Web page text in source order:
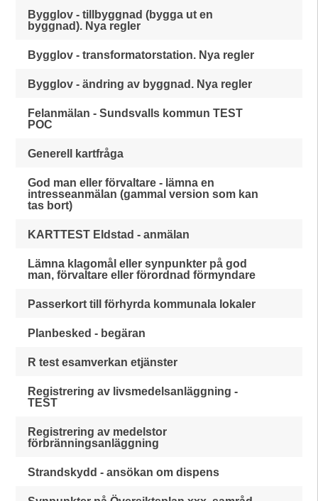
Bygglov - tillbyggnad (bygga ut en
byggnad). Nya regler
Bygglov - transformatorstation. Nya regler
Bygglov - ändring av byggnad. Nya regler
Felanmälan - Sundsvalls kommun TEST
POC
Generell kartfråga
God man eller förvaltare - lämna en
intresseanmälan (gammal version som kan
tas bort)
KARTTEST Eldstad - anmälan
Lämna klagomål eller synpunkter på god
man, förvaltare eller förordnad förmyndare
Passerkort till förhyrda kommunala lokaler
Planbesked - begäran
R test esamverkan etjänster
Registrering av livsmedelsanläggning -
TEST
Registrering av medelstor
förbränningsanläggning
Strandskydd - ansökan om dispens